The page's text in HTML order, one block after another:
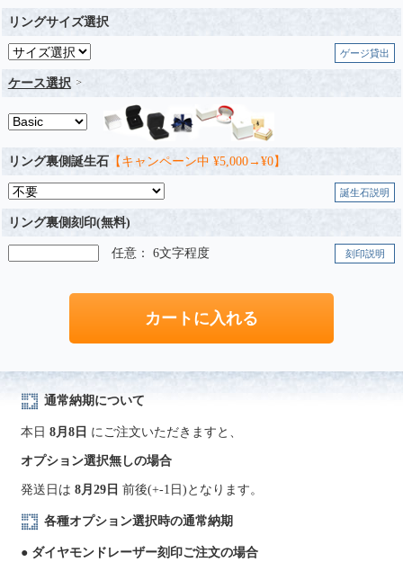
リングサイズ選択
ゲージ貸出
ケース選択
リング裏側誕生石【キャンペーン中 ¥5,000→¥0】
誕生石説明
リング裏側刻印(無料)
任意： 6文字程度 刻印説明
通常納期について
本日 8月8日 にご注文いただきますと、
オプション選択無しの場合
発送日は 8月29日 前後(+-1日)となります。
各種オプション選択時の通常納期
● ダイヤモンドレーザー刻印ご注文の場合